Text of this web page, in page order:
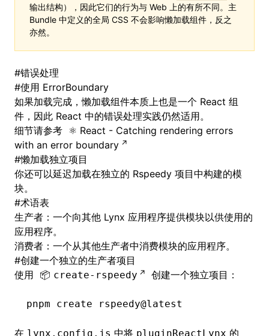
输出结构），因此它们的行为与 Web 上的有所不同。主
Bundle 中定义的全局 CSS 不会影响懒加载组件，反之
亦然。
#错误处理
#使用 ErrorBoundary
如果加载完成，懒加载组件本质上也是一个 React 组
件，因此 React 中的错误处理实践仍然适用。
细节请参考
React - Catching rendering errors
with an error boundary
#懒加载独立项目
你还可以延迟加载在独立的 Rspeedy 项目中构建的模
块。
#术语表
生产者：一个向其他 Lynx 应用程序提供模块以供使用的
应用程序。
消费者：一个从其他生产者中消费模块的应用程序。
#创建一个独立的生产者项目
使用
create-rspeedy 创建一个独立项目：
pnpm create rspeedy@latest
在 lynx.config.js 中将 pluginReactLynx 的